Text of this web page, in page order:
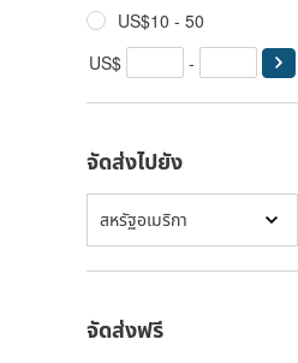
US$10 - 50
US$
-
จัดส่งไปยัง
สหรัฐอเมริกา
จัดส่งฟรี